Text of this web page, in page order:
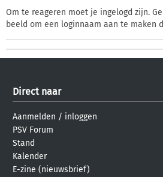
Om te reageren moet je ingelogd zijn.
beeld om een loginnaam aan te maken
Direct naar
Aanmelden / inloggen
PSV Forum
Stand
Kalender
E-zine (nieuwsbrief)